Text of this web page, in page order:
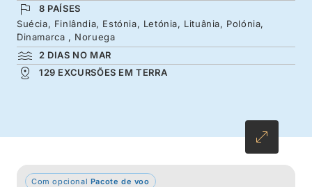
torres de vigia medievais se misturam em
becos de calçada. Seguem-se dez dias do
melhor da Noruega, com fiordes, águas
paradas e falésias de perder de vista, para além
Copenhaga.
8 PAÍSES
Suécia, Finlândia, Estónia, Letónia, Lituânia, Polónia,
Dinamarca , Noruega
2 DIAS NO MAR
129 EXCURSÕES EM TERRA
Com opcional Pacote de voo